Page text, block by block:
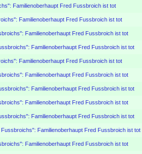
Familienoberhaupt Fred Fussbroich ist tot
Familienoberhaupt Fred Fussbroich ist tot
Familienoberhaupt Fred Fussbroich ist tot
Familienoberhaupt Fred Fussbroich ist tot
Familienoberhaupt Fred Fussbroich ist tot
Familienoberhaupt Fred Fussbroich ist tot
Familienoberhaupt Fred Fussbroich ist tot
Familienoberhaupt Fred Fussbroich ist tot
Familienoberhaupt Fred Fussbroich ist tot
Fussbroichs": Familienoberhaupt Fred Fussbroich ist tot
Familienoberhaupt Fred Fussbroich ist tot